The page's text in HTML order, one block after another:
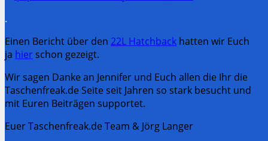
.
Einen Bericht über den 22L Hatchback hatten wir Euch
ja hier schon gezeigt.
Wir sagen Danke an Jennifer und Euch allen die Ihr die
Taschenfreak.de Seite seit Jahren so stark besucht und
mit Euren Beiträgen supportet.
Euer Taschenfreak.de Team & Jörg Langer